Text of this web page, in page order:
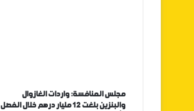
مجلس المنافسة: واردات الغازوال
والبنزين بلغت 12 مليار درهم خلال الفصل